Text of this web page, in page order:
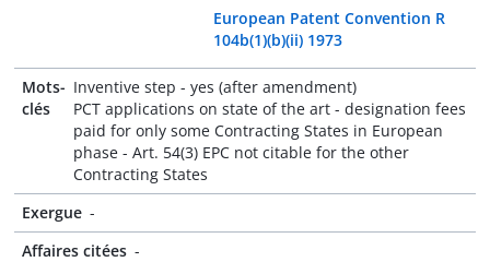
European Patent Convention R
104b(1)(b)(ii) 1973
Mots-
clés
Inventive step - yes (after amendment)
PCT applications on state of the art - designation fees
paid for only some Contracting States in European
phase - Art. 54(3) EPC not citable for the other
Contracting States
Exergue -
Affaires citées -